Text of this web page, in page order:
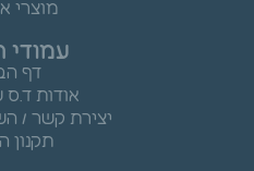
מוצרי
עמודי
דף
אודות ד.ס
יצירת קשר /
תקנון